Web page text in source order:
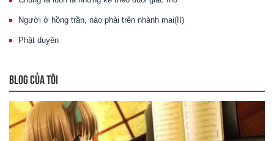
Người ở hồng trần, nào phải trên nhành mai(II)
Phật duyên
BLOG CỦA TÔI